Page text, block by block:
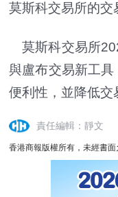
莫斯科交易所的交
莫斯科交易所
與盧布交易新工
便利性，並降低交
責任編輯：靜文
香港商報版權所有，未經書面